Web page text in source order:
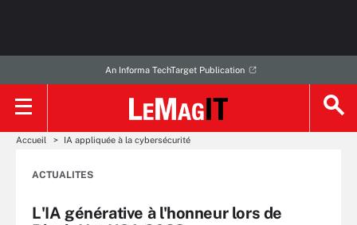
An Informa TechTarget Publication
Accueil IA appliquée à la cybersécurité
ACTUALITES
L'IA générative à l'honneur lors de